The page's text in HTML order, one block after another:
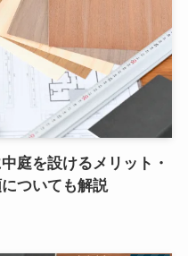
庭を設けるメリット・
ついても解説